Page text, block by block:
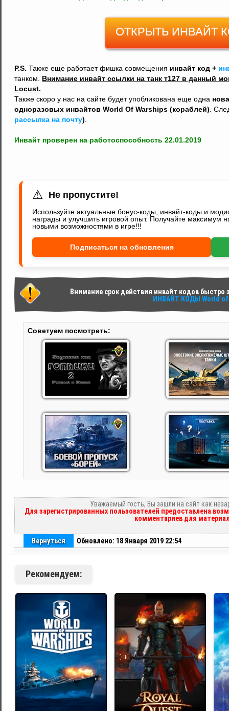
ОТКРЫТЬ ИНВАЙТ
P.S. Также еще работает фишка совмещения инвайт код +
танком. Внимание инвайт ссылки на танк т127 в данный
Locust.
Также скоро у нас на сайте будет упобликована еще одна
одноразовых инвайтов World Of Warships (кораблей) .
рассылка на почту)
Инвайт проверен на работоспособность 22.01.2019
⚠ Не пропустите!
Используйте актуальные бонус-коды, инвайт-коды и
награды и улучшить игровой опыт. Получайте максимум
новыми возможностями в игре!!!
Подписаться на обновления
Внимание срок действия инвайт кодов быстро
ИНВАЙТ КОДЫ World
Советуем посмотреть:
Уважаемый гость, Вы зашли на сайт как
Для зарегистрированных пользователей предоставлена
комментариев для
Вернуться Обновлено: 18 Января 2019 22:54
Рекомендуем: